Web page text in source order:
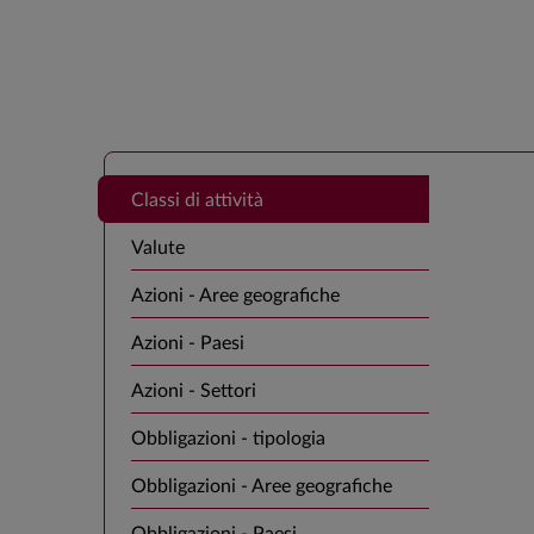
Classi di attività
Valute
Azioni - Aree geografiche
Azioni - Paesi
Azioni - Settori
Obbligazioni - tipologia
Obbligazioni - Aree geografiche